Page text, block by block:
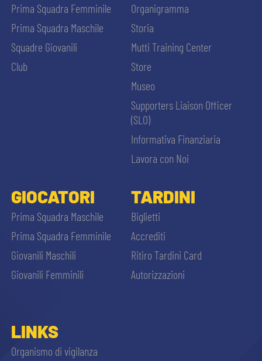
Prima Squadra Femminile
Prima Squadra Maschile
Squadre Giovanili
Club
Organigramma
Storia
Mutti Training Center
Store
Museo
Supporters Liaison Officer
(SLO)
Informativa Finanziaria
Lavora con Noi
GIOCATORI
Prima Squadra Maschile
Prima Squadra Femminile
Giovanili Maschili
Giovanili Femminili
TARDINI
Biglietti
Accrediti
Ritiro Tardini Card
Autorizzazioni
LINKS
Organismo di vigilanza